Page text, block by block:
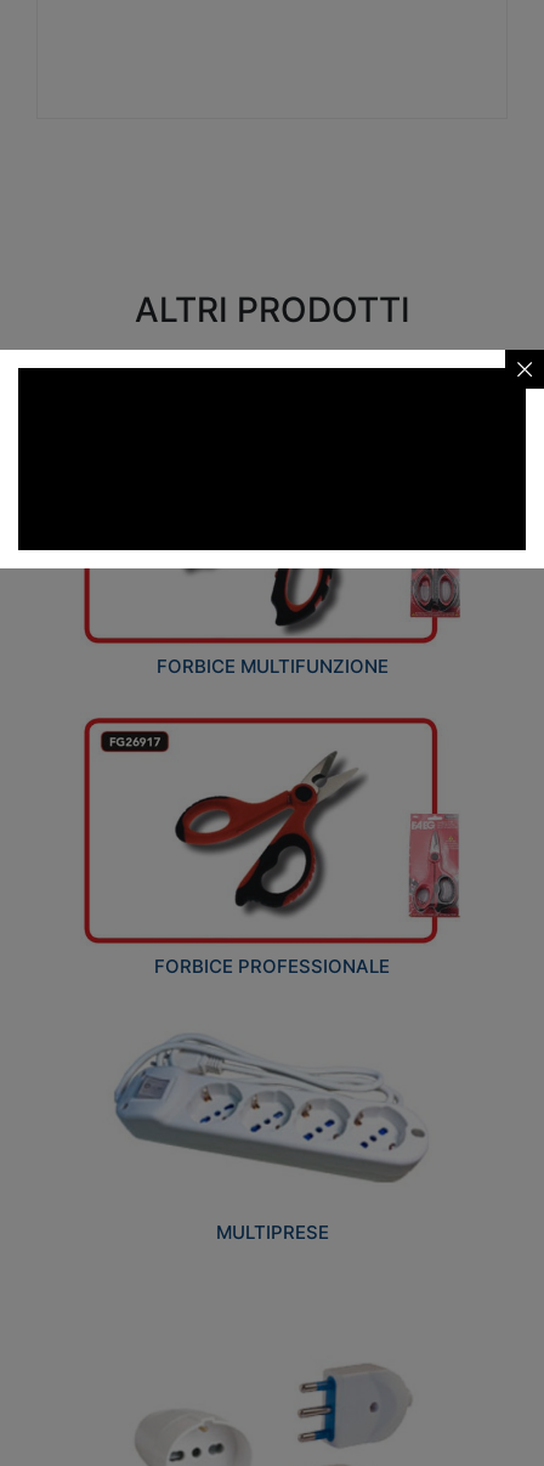
ALTRI PRODOTTI
FORBICE MULTIFUNZIONE
FORBICE PROFESSIONALE
MULTIPRESE